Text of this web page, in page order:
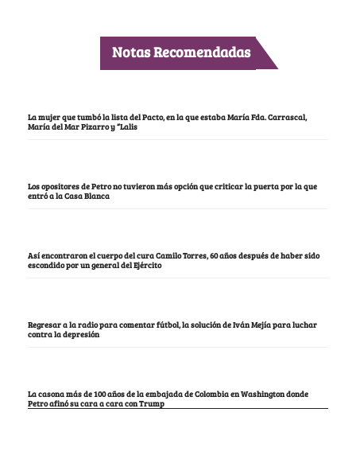
Notas Recomendadas
La mujer que tumbó la lista del Pacto, en la que estaba María Fda. Carrascal,
María del Mar Pizarro y “Lalis
Los opositores de Petro no tuvieron más opción que criticar la puerta por la que
entró a la Casa Blanca
Así encontraron el cuerpo del cura Camilo Torres, 60 años después de haber sido
escondido por un general del Ejército
Regresar a la radio para comentar fútbol, la solución de Iván Mejía para luchar
contra la depresión
La casona más de 100 años de la embajada de Colombia en Washington donde
Petro afinó su cara a cara con Trump